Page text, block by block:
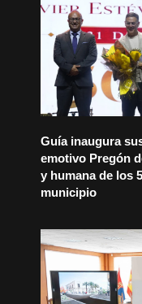
Guía inaugura
emotivo Pregón
y humana de los
municipio